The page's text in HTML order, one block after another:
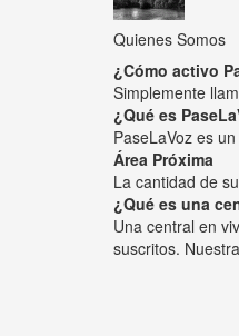
Quienes Somos
¿Cómo activo
Simplemente
¿Qué es
PaseLaVoz es
Área Próxima
La cantidad de
¿Qué es una
Una central en
suscritos.